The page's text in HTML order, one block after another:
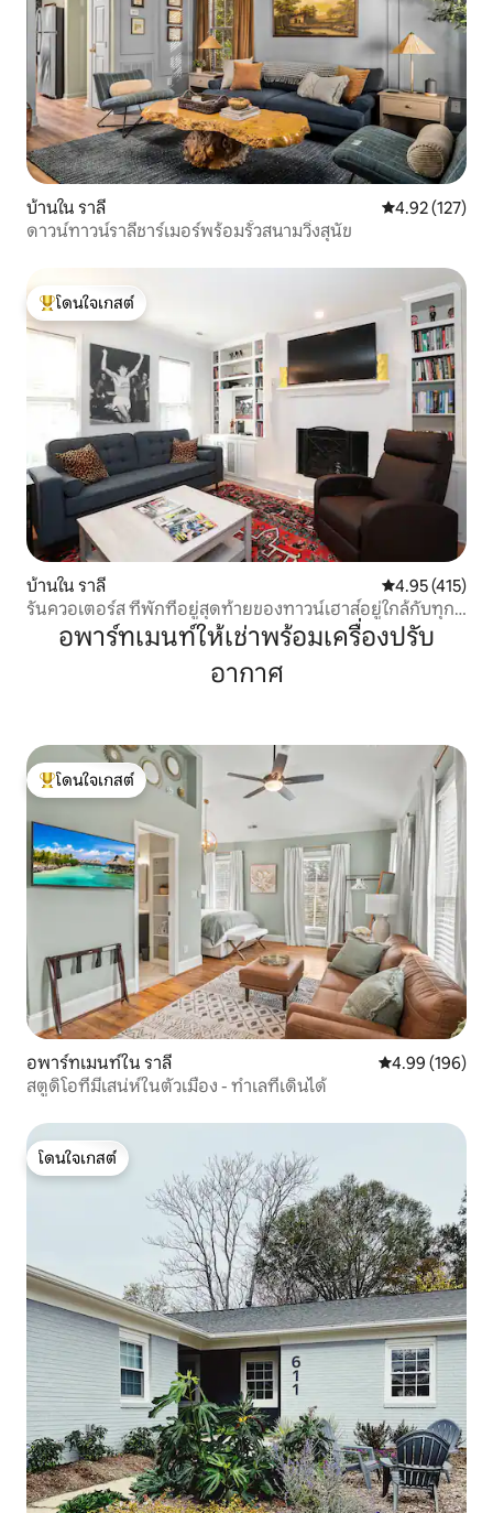
บ้านใน ราลี คะแนนเฉลี่ย
4.92 (127)
ดาวน์ทาวน์ราลีชาร์เมอร์พร้อมรั้วสนามวิ่งสุนัข
โดนใจเกสต์ที่สุด
โดนใจเกสต์
บ้านใน ราลี คะแนนเฉลี่ย
4.95 (415)
รันควอเตอร์ส ที่พักที่อยู่สุดท้ายของทาวน์เฮาส์อยู่ใกล้กับทุก
อย่างอพาร์ทเมนท์ให้เช่าพร้อมเครื่องปรับ
อากาศ
โดนใจเกสต์ที่สุด
โดนใจเกสต์
อพาร์ทเมนท์ใน ราลี คะแนนเฉลี่ย
4.99 (196)
สตูดิโอที่มีเสน่ห์ในตัวเมือง - ทำเลที่เดินได้
โดนใจเกสต์
โดนใจเกสต์